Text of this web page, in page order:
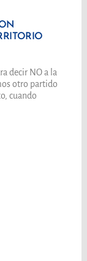
decir NO a la
otro partido
cuando